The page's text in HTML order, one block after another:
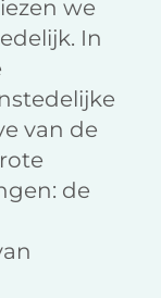
we
In
van de
de